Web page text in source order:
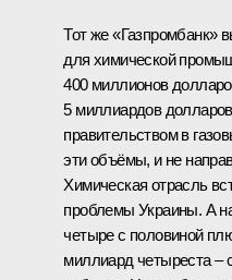
Тот же «Газпромбанк»
для химической
400 миллионов
5 миллиардов
правительством в
эти объёмы, и не
Химическая отрасль
проблемы Украины. А
четыре с половиной
миллиард четыреста –